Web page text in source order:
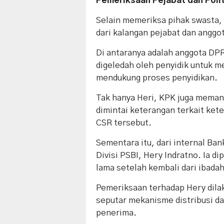
Selain memeriksa pihak
dari kalangan pejabat dan
Di antaranya adalah anggota
digeledah oleh penyidik untuk
mendukung proses penyidikan.
Tak hanya Heri, KPK juga
dimintai keterangan terkait
CSR tersebut.
Sementara itu, dari internal
Divisi PSBI, Hery Indratno. Ia
lama setelah kembali dari
Pemeriksaan terhadap Hery
seputar mekanisme distribusi
penerima.